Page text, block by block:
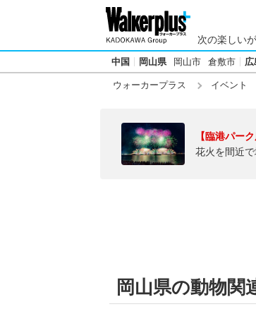
次の楽しい
中国 岡山県 岡山市 倉敷市 広
ウォーカープラス イベント
【臨港パー
花火を間近
岡山県の動物関